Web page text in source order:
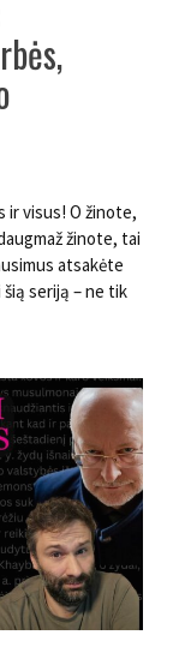
ir visus! O žinote,
žinote, tai
atsakėte
seriją – ne tik